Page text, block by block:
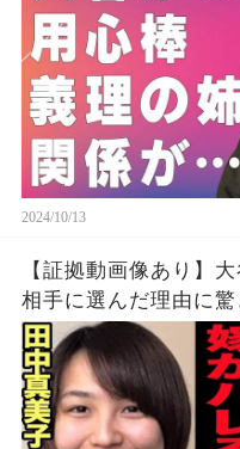
2024/10/13
【証拠動画像あり】
相手に選んだ理由に
トボール選手がイン
ーニングに映り込ん
能】